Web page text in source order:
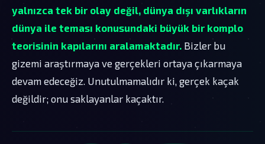
yalnızca tek bir olay değil, dünya dışı varlıkların
dünya ile teması konusundaki büyük bir komplo
teorisinin kapılarını aralamaktadır. Bizler bu
gizemi araştırmaya ve gerçekleri ortaya çıkarmaya
devam edeceğiz. Unutulmamalıdır ki, gerçek kaçak
değildir; onu saklayanlar kaçaktır.